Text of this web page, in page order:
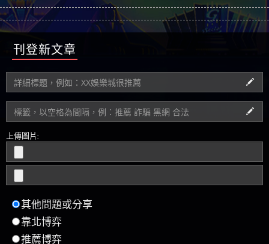
刊登新文章
上傳圖片:
其他問題或分享
靠北博弈
推薦博弈